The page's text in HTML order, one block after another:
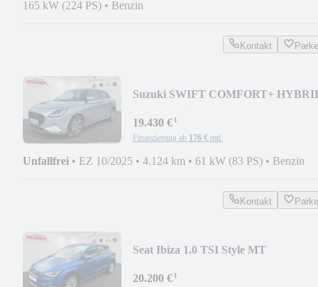
165 kW (224 PS) • Benzin
Kontakt
Suzuki SWIFT COMFORT+
19.430 €¹
Finanzierung ab 176 € mtl.
Unfallfrei • EZ 10/2025 • 4.124 km • 61 kW (83 PS) • Benzin
Kontakt
Seat Ibiza 1.0 TSI Style MT
20.200 €¹